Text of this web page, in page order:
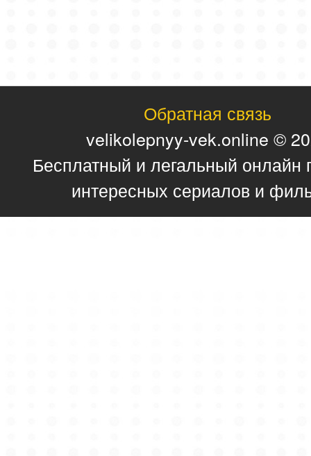
Обратная связь
velikolepnyy-vek.online ©
Бесплатный и легальный онлайн
интересных сериалов и